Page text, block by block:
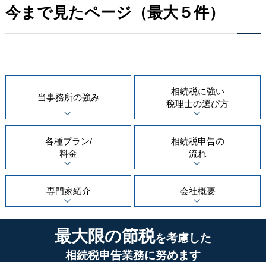
今まで見たページ（最大５件）
当事務所の強み
相続税に強い
税理士の選び方
各種プラン/
料金
相続税申告の
流れ
専門家紹介 会社概要
最大限の節税を考慮した
相続税申告業務に努めます